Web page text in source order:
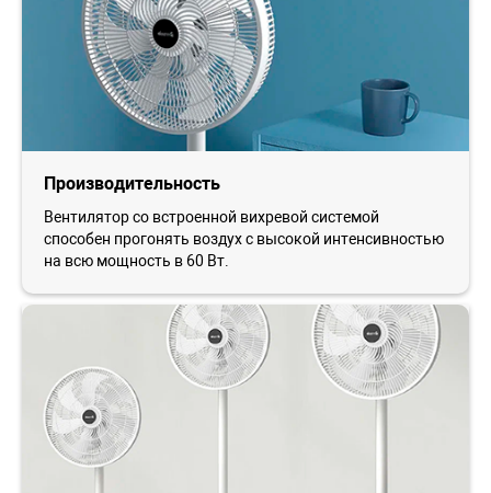
Производительность
Вентилятор со встроенной вихревой системой
способен прогонять воздух с высокой интенсивностью
на всю мощность в 60 Вт.